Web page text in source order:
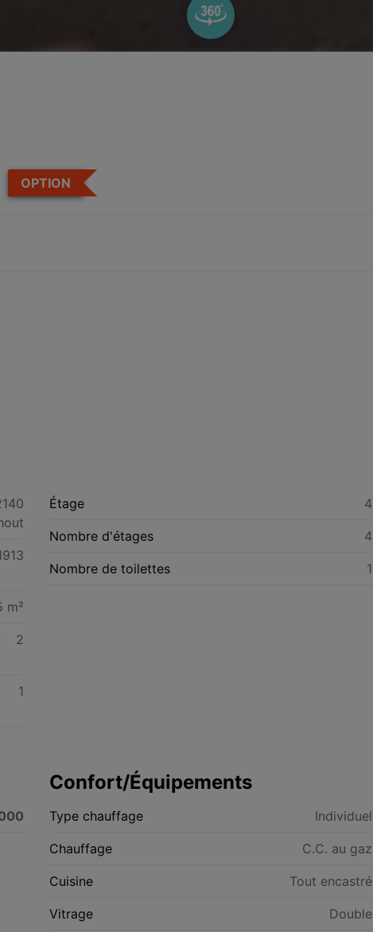
OPTION
m²
2
1
Étage 4
Nombre d'étages 4
Nombre de toilettes 1
Confort/Équipements
Type chauffage Individuel
Chauffage C.C. au gaz
Cuisine Tout encastré
Vitrage Double